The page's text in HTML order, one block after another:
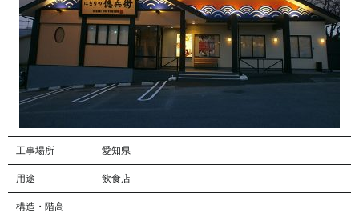
工事場所 愛知県
用途 飲食店
構造・階高